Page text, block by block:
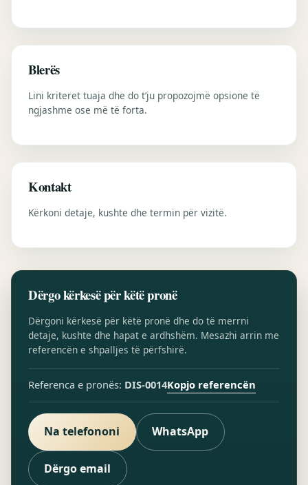
Blerës
Lini kriteret tuaja dhe do t’ju propozojmë opsione të
ngjashme ose më të forta.
Kontakt
Kërkoni detaje, kushte dhe termin për vizitë.
Dërgo kërkesë për këtë pronë
Dërgoni kërkesë për këtë pronë dhe do të merrni
detaje, kushte dhe hapat e ardhshëm. Mesazhi arrin me
referencën e shpalljes të përfshirë.
Referenca e pronës: DIS-0014Kopjo referencën
Na telefononi WhatsApp
Dërgo email